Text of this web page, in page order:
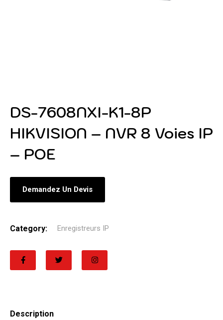
DS-7608NXI-K1-8P
HIKVISION – NVR 8 Voies IP
– POE
Demandez Un Devis
Category: Enregistreurs IP
Description